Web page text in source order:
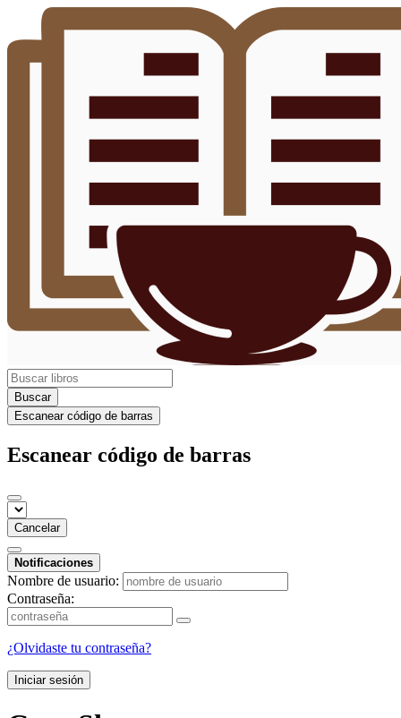
Buscar
Escanear código de barras
Escanear código de barras
Cancelar
Notificaciones
Nombre de usuario:
Contraseña:
¿Olvidaste tu contraseña?
Iniciar sesión